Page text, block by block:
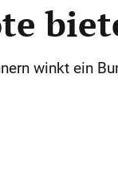
winkt ein